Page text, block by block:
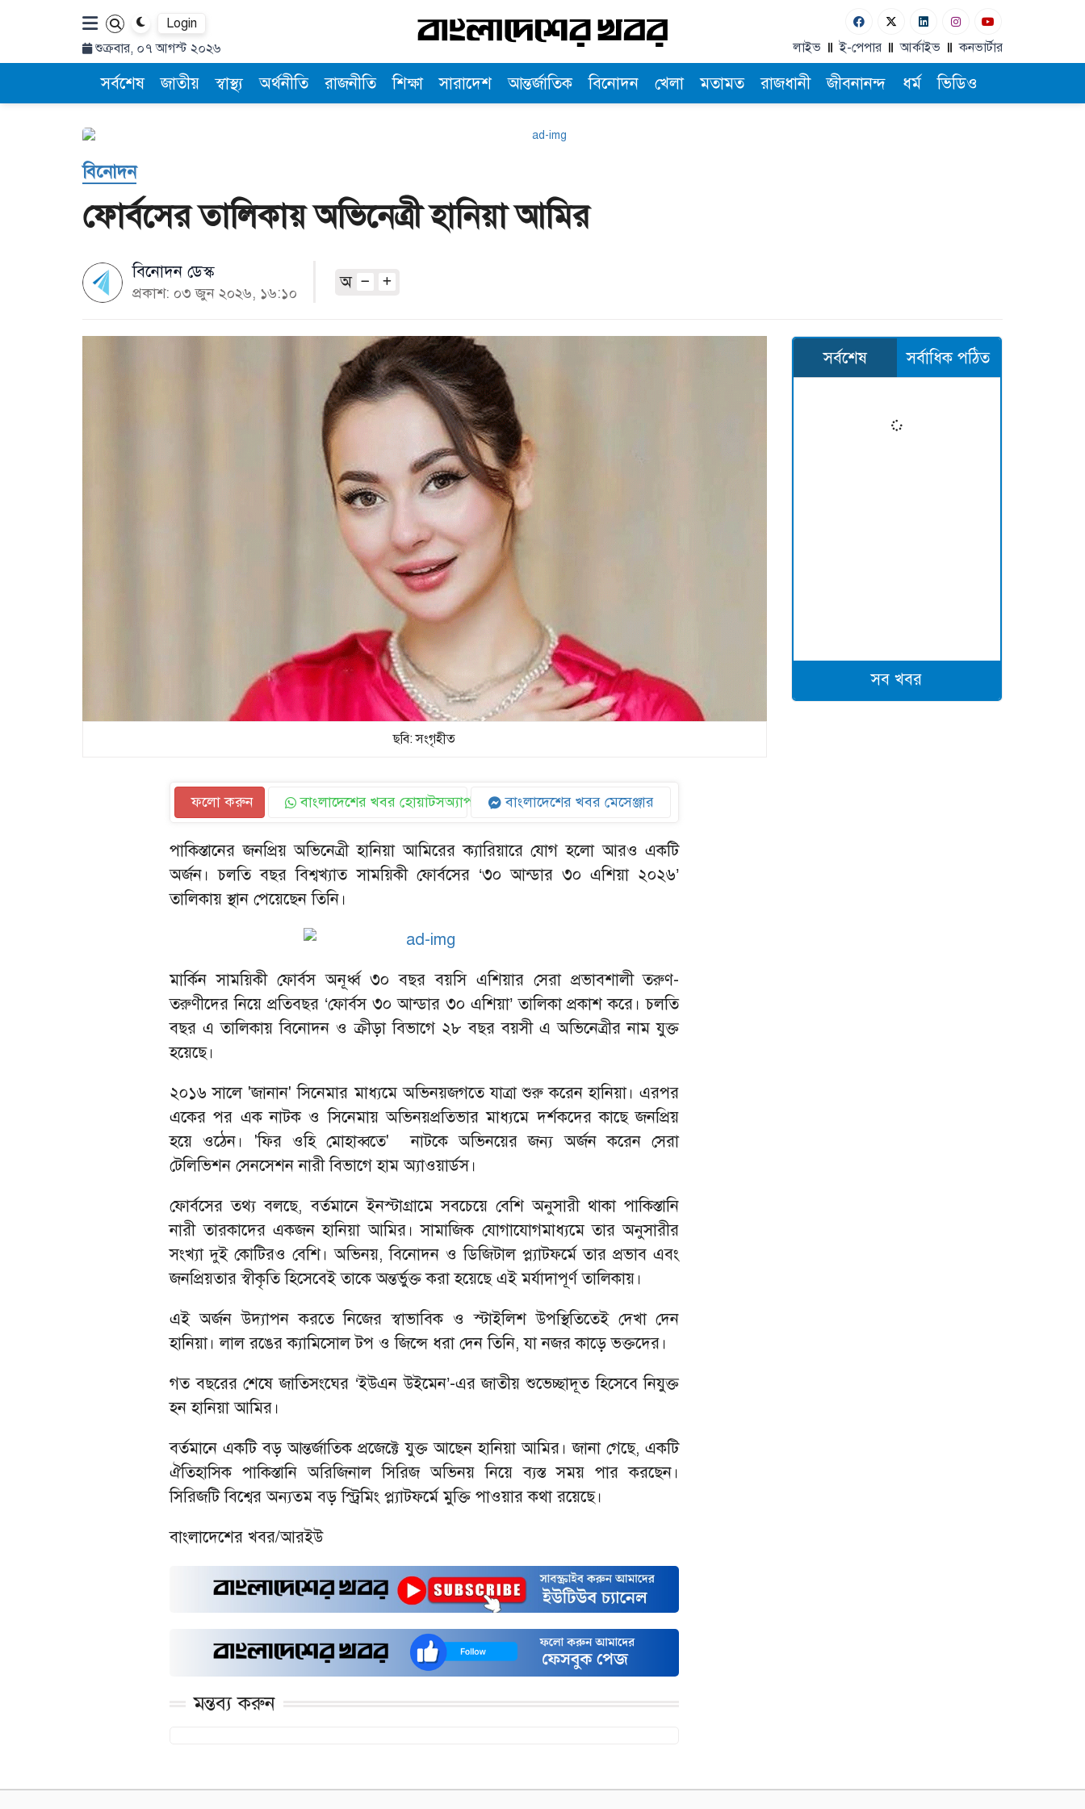
Login
শুক্রবার, ০৭ আগস্ট ২০২৬
লাইভ ই-পেপার আর্কাইভ কনভার্টার
সর্বশেষ জাতীয় স্বাস্থ্য অর্থনীতি রাজনীতি শিক্ষা সারাদেশ আন্তর্জাতিক বিনোদন খেলা মতামত রাজধানী জীবনানন্দ ধর্ম ভিডিও
বিনোদন
ফোর্বসের তালিকায় অভিনেত্রী হানিয়া আমির
বিনোদন ডেস্ক
প্রকাশ: ০৩ জুন ২০২৬, ১৬:১০
অ
ছবি: সংগৃহীত
ফলো করুন বাংলাদেশের খবর হোয়াটসঅ্যাপ বাংলাদেশের খবর মেসেঞ্জার
পাকিস্তানের জনপ্রিয় অভিনেত্রী হানিয়া আমিরের ক্যারিয়ারে যোগ হলো আরও একটি
অর্জন। চলতি বছর বিশ্বখ্যাত সাময়িকী ফোর্বসের ‘৩০ আন্ডার ৩০ এশিয়া ২০২৬’
তালিকায় স্থান পেয়েছেন তিনি।
মার্কিন সাময়িকী ফোর্বস অনূর্ধ্ব ৩০ বছর বয়সি এশিয়ার সেরা প্রভাবশালী তরুণ-
তরুণীদের নিয়ে প্রতিবছর ‘ফোর্বস ৩০ আন্ডার ৩০ এশিয়া’ তালিকা প্রকাশ করে। চলতি
বছর এ তালিকায় বিনোদন ও ক্রীড়া বিভাগে ২৮ বছর বয়সী এ অভিনেত্রীর নাম যুক্ত
হয়েছে।
২০১৬ সালে 'জানান' সিনেমার মাধ্যমে অভিনয়জগতে যাত্রা শুরু করেন হানিয়া। এরপর
একের পর এক নাটক ও সিনেমায় অভিনয়প্রতিভার মাধ্যমে দর্শকদের কাছে জনপ্রিয়
হয়ে ওঠেন। 'ফির ওহি মোহাব্বতে' নাটকে অভিনয়ের জন্য অর্জন করেন সেরা
টেলিভিশন সেনসেশন নারী বিভাগে হাম অ্যাওয়ার্ডস।
ফোর্বসের তথ্য বলছে, বর্তমানে ইনস্টাগ্রামে সবচেয়ে বেশি অনুসারী থাকা পাকিস্তানি
নারী তারকাদের একজন হানিয়া আমির। সামাজিক যোগাযোগমাধ্যমে তার অনুসারীর
সংখ্যা দুই কোটিরও বেশি। অভিনয়, বিনোদন ও ডিজিটাল প্ল্যাটফর্মে তার প্রভাব এবং
জনপ্রিয়তার স্বীকৃতি হিসেবেই তাকে অন্তর্ভুক্ত করা হয়েছে এই মর্যাদাপূর্ণ তালিকায়।
এই অর্জন উদ্যাপন করতে নিজের স্বাভাবিক ও স্টাইলিশ উপস্থিতিতেই দেখা দেন
হানিয়া। লাল রঙের ক্যামিসোল টপ ও জিন্সে ধরা দেন তিনি, যা নজর কাড়ে ভক্তদের।
গত বছরের শেষে জাতিসংঘের ‘ইউএন উইমেন’-এর জাতীয় শুভেচ্ছাদূত হিসেবে নিযুক্ত
হন হানিয়া আমির।
বর্তমানে একটি বড় আন্তর্জাতিক প্রজেক্টে যুক্ত আছেন হানিয়া আমির। জানা গেছে, একটি
ঐতিহাসিক পাকিস্তানি অরিজিনাল সিরিজ অভিনয় নিয়ে ব্যস্ত সময় পার করছেন।
সিরিজটি বিশ্বের অন্যতম বড় স্ট্রিমিং প্ল্যাটফর্মে মুক্তি পাওয়ার কথা রয়েছে।
বাংলাদেশের খবর/আরইউ
মন্তব্য করুন
সর্বশেষ সর্বাধিক পঠিত
সব খবর